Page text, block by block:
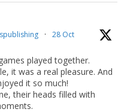
· 28 Oct
played together.
it was a real pleasure. And
it so much!
their heads filled with